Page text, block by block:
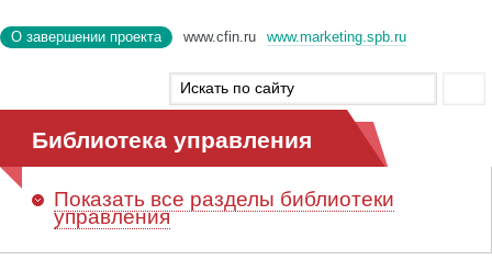
О завершении проекта www.cfin.ru www.marketing.spb.ru
Библиотека управления
Показать все разделы библиотеки
управления